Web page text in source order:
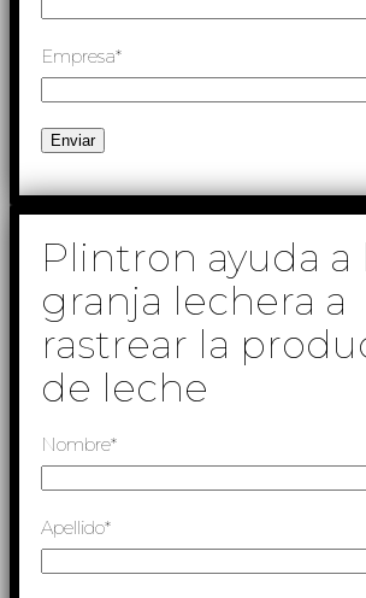
Empresa*
Plintron ayuda a
granja lechera a
rastrear la
de leche
Nombre*
Apellido*